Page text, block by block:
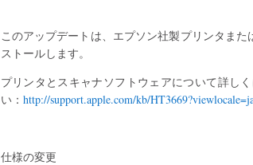
このアップデートは、エプソン社製プリンタま
ストールします。
プリンタとスキャナソフトウェアについて詳し
い： http://support.apple.com/kb/
仕様の変更